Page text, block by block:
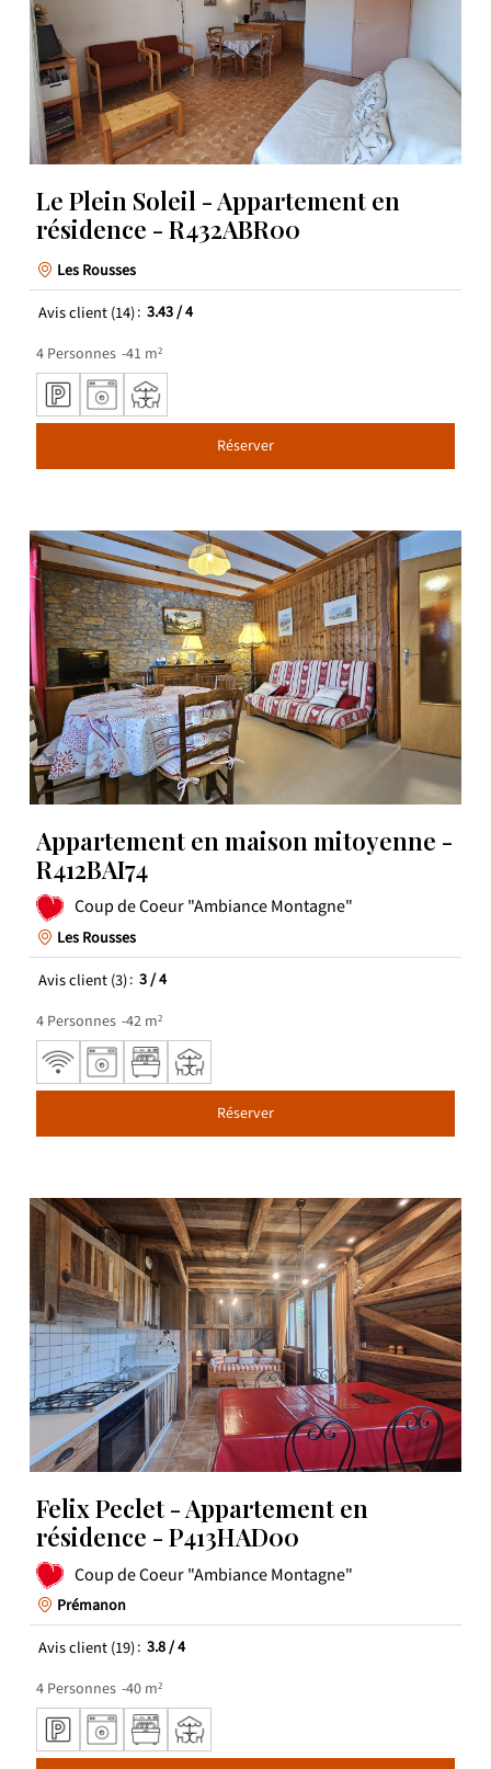
Le Plein Soleil - Appartement en
résidence - R432ABR00
Les Rousses
Avis client(14) 3.43/ 4
4 Personnes 41 m²
Réserver
Appartement en maison mitoyenne -
R412BAI74
Coup de Coeur "Ambiance Montagne"
Les Rousses
Avis client(3) 3/ 4
4 Personnes 42 m²
Réserver
Felix Peclet - Appartement en
résidence - P413HAD00
Coup de Coeur "Ambiance Montagne"
Prémanon
Avis client(19) 3.8/ 4
4 Personnes 40 m²